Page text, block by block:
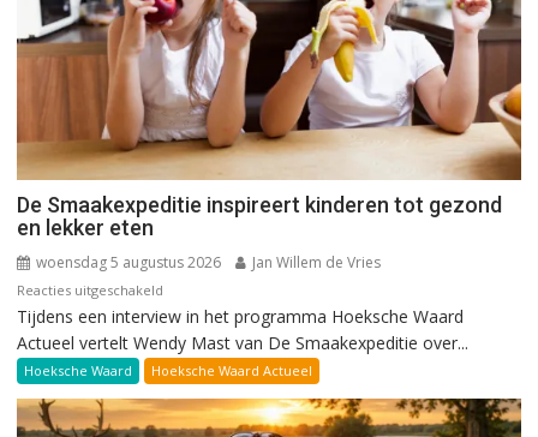
De Smaakexpeditie inspireert kinderen tot gezond
en lekker eten
woensdag 5 augustus 2026 Jan Willem de Vries
Reacties uitgeschakeld
De
Smaakexpeditie
inspireert
kinderen
tot
Tijdens een interview in het programma Hoeksche Waard
Actueel vertelt Wendy Mast van De Smaakexpeditie over...
Hoeksche Waard Hoeksche Waard Actueel